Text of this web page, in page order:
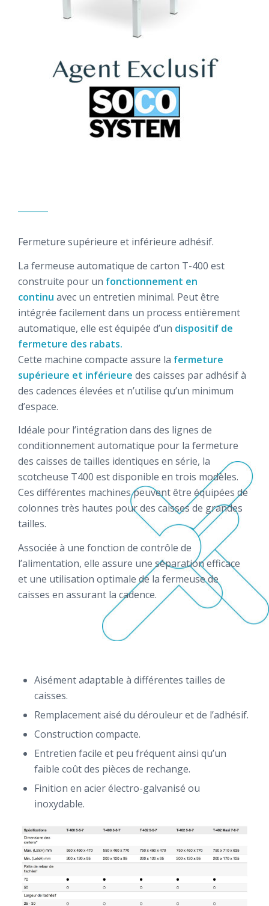
Fermeture supérieure et inférieure adhésif.
La fermeuse automatique de carton T-400 est
construite pour un fonctionnement en
continu avec un entretien minimal. Peut être
intégrée facilement dans un process entièrement
automatique, elle est équipée d’un dispositif de
fermeture des rabats.
Cette machine compacte assure la fermeture
supérieure et inférieure des caisses par adhésif à
des cadences élevées et n’utilise qu’un minimum
d’espace.
Idéale pour l’intégration dans des lignes de
conditionnement automatique pour la fermeture
des caisses de tailles identiques en série, la
scotcheuse T400 est disponible en trois modèles.
Ces différentes machines peuvent être équipées de
colonnes très hautes pour des caisses de grandes
tailles.
Associée à une fonction de contrôle de
l’alimentation, elle assure une séparation efficace
et une utilisation optimale de la fermeuse de
caisses en assurant la cadence.
Aisément adaptable à différentes tailles de
caisses.
Remplacement aisé du dérouleur et de l’adhésif.
Construction compacte.
Entretien facile et peu fréquent ainsi qu’un
faible coût des pièces de rechange.
Finition en acier électro-galvanisé ou
inoxydable.